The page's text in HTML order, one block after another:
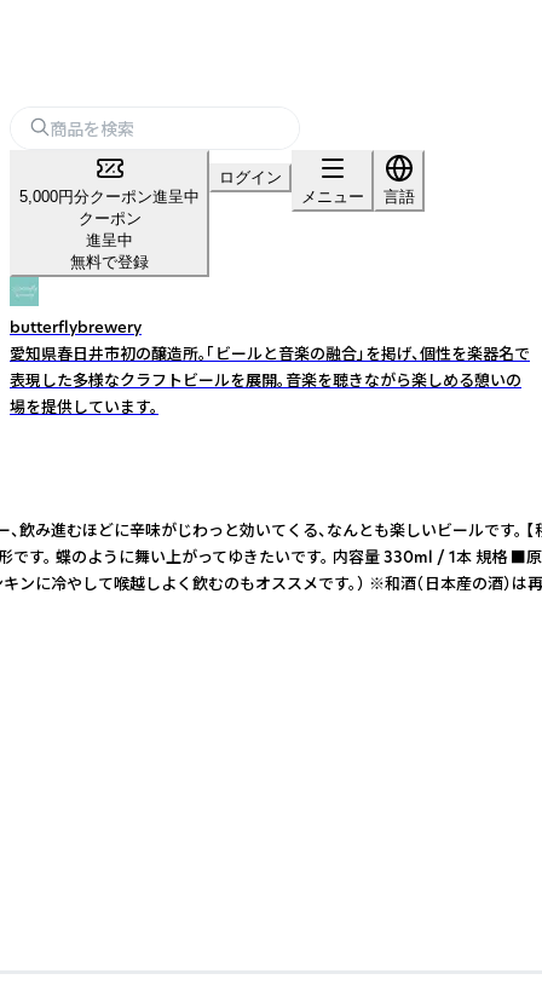
5,000円分クーポン進呈中
クーポン
進呈中
無料で登録
ログイン
メニュー
言語
butterflybrewery
愛知県春日井市初の醸造所。「ビールと音楽の融合」を掲げ、個性を楽器名で
表現した多様なクラフトビールを展開。音楽を聴きながら楽しめる憩いの
場を提供しています。
むほどに辛味がじわっと効いてくる、なんとも楽しいビールで
蝶のように舞い上がってゆきたいです。 内容量 330ml / 1本 規
やして喉越しよく飲むのもオススメです。） ※和酒（日本産の酒